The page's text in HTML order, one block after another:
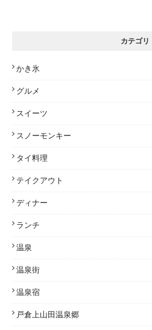
カテゴリ
かき氷
グルメ
スイーツ
スノーモンキー
タイ料理
テイクアウト
ディナー
ランチ
温泉
温泉街
温泉宿
戸倉上山田温泉郷